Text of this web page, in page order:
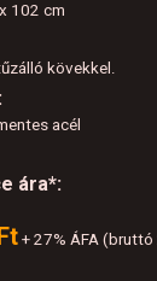
102 cm
kövekkel.
acél
ára*:
+ 27% ÁFA